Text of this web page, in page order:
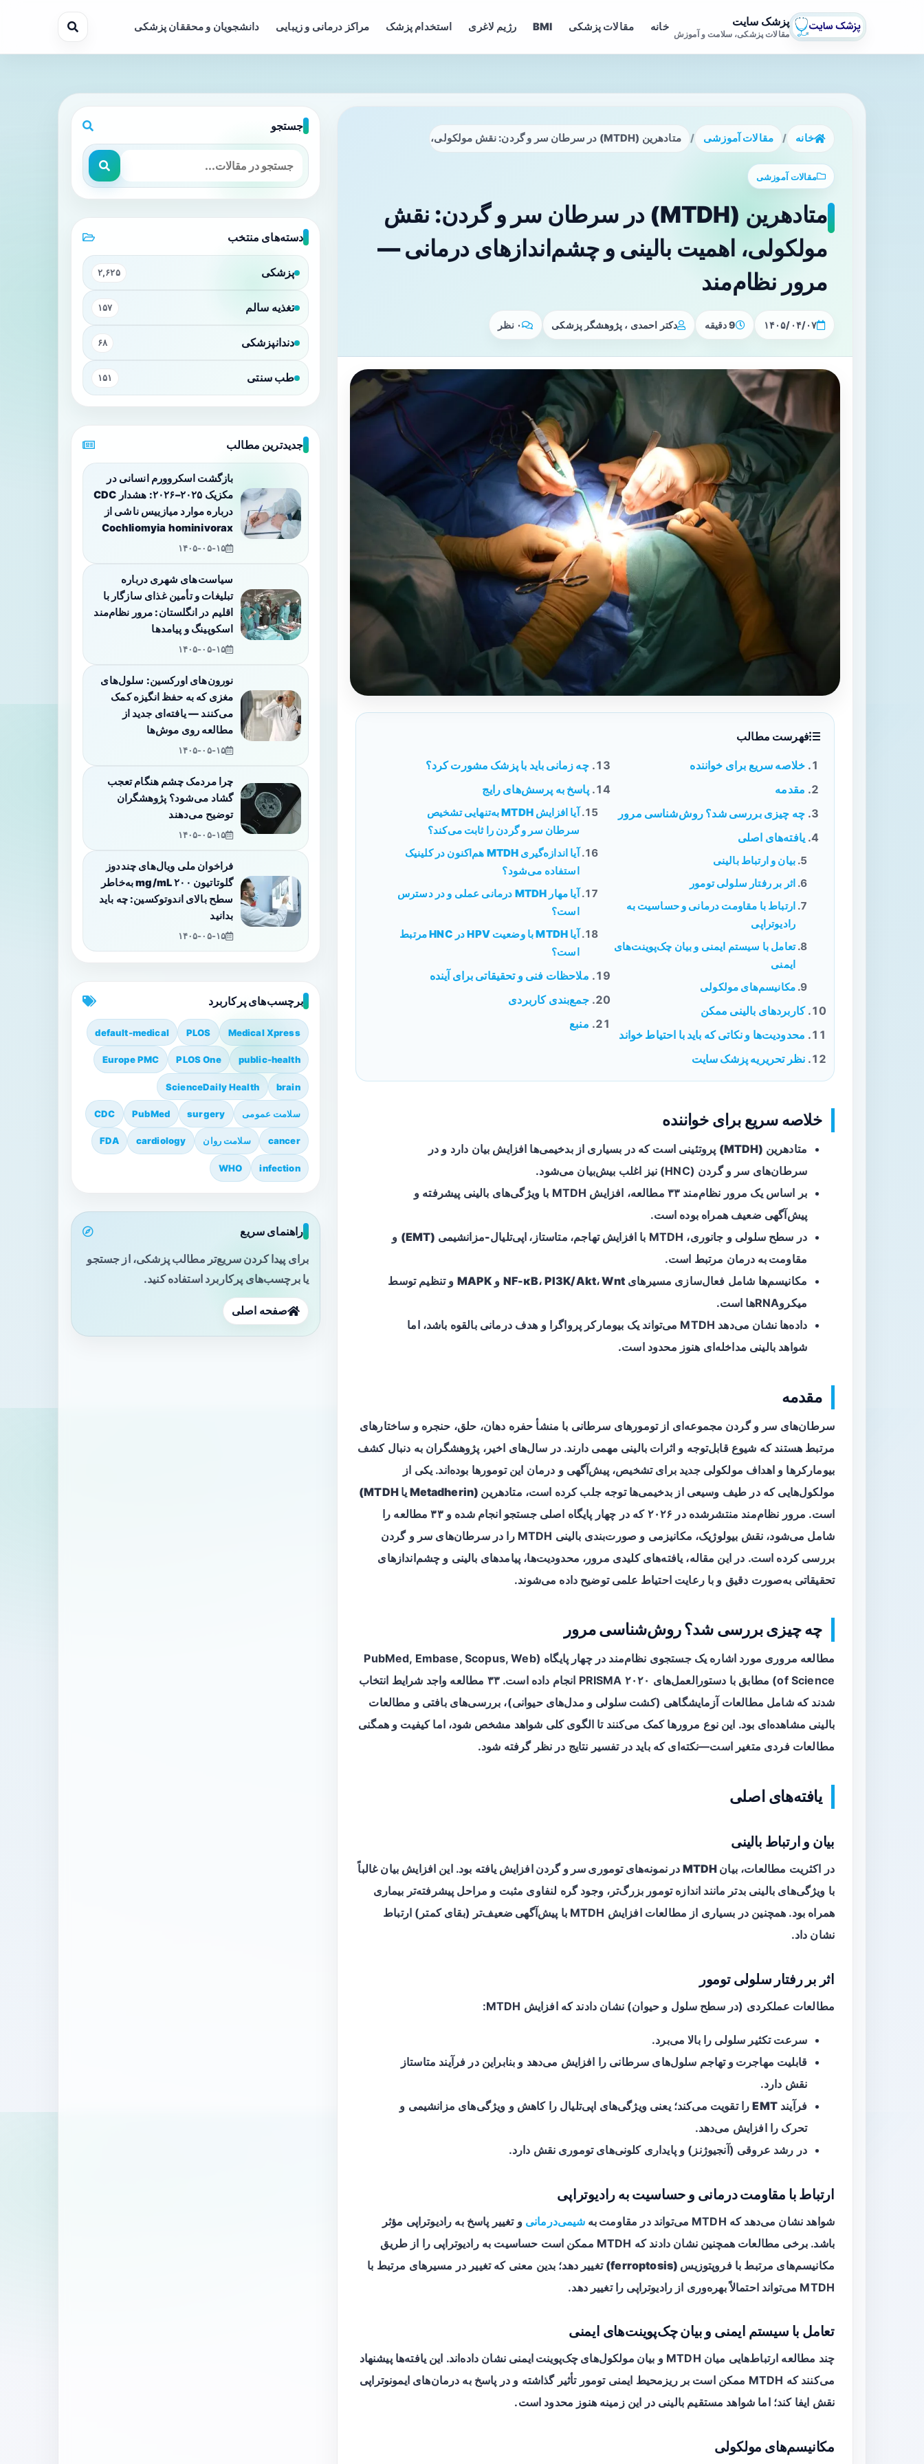
پزشک سایت
مقالات پزشکی، سلامت و آموزش
خانه مقالات پزشکی BMI رژیم لاغری استخدام پزشک مراکز درمانی و زیبایی دانشجویان و محققان پزشکی
خانه / مقالات آموزشی / متادهرین (MTDH) در سرطان سر و گردن: نقش مولکولی، اهمیت بالینی و چشم‌اندازهای درمانی — مرور نظام‌مند
مقالات آموزشی
متادهرین (MTDH) در سرطان سر و گردن: نقش
مولکولی، اهمیت بالینی و چشم‌اندازهای درمانی —
مرور نظام‌مند
۱۴۰۵/۰۴/۰۷ 9 دقیقه دکتر احمدی ، پژوهشگر پزشکی ۰ نظر
فهرست مطالب
خلاصه سریع برای خواننده
مقدمه
چه چیزی بررسی شد؟ روش‌شناسی مرور
یافته‌های اصلی
بیان و ارتباط بالینی
اثر بر رفتار سلولی تومور
ارتباط با مقاومت درمانی و حساسیت به
رادیوتراپی
تعامل با سیستم ایمنی و بیان چک‌پوینت‌های
ایمنی
مکانیسم‌های مولکولی
کاربردهای بالینی ممکن
محدودیت‌ها و نکاتی که باید با احتیاط خواند
نظر تحریریه پزشک سایت
چه زمانی باید با پزشک مشورت کرد؟
پاسخ به پرسش‌های رایج
آیا افزایش MTDH به‌تنهایی تشخیص
سرطان سر و گردن را ثابت می‌کند؟
آیا اندازه‌گیری MTDH هم‌اکنون در کلینیک
استفاده می‌شود؟
آیا مهار MTDH درمانی عملی و در دسترس
است؟
آیا MTDH با وضعیت HPV در HNC مرتبط
است؟
ملاحظات فنی و تحقیقاتی برای آینده
جمع‌بندی کاربردی
منبع
خلاصه سریع برای خواننده
متادهرین (MTDH)
پروتئینی است که در بسیاری از بدخیمی‌ها افزایش بیان دارد و در
سرطان‌های سر و گردن (HNC) نیز اغلب بیش‌بیان می‌شود.
بر اساس یک مرور نظام‌مند ۳۳ مطالعه، افزایش MTDH با ویژگی‌های بالینی پیشرفته و
پیش‌آگهی ضعیف همراه بوده است.
در سطح سلولی و جانوری، MTDH با افزایش
تهاجم، متاستاز، اپی‌تلیال-مزانشیمی (EMT)
و
مقاومت به درمان مرتبط است.
مکانیسم‌ها شامل فعال‌سازی مسیرهایNF-κB، PI3K/Akt، Wnt و MAPK و تنظیم توسط
میکروRNA‌ها است.
داده‌ها نشان می‌دهد MTDH می‌تواند یک بیومارکر پرواگرا و هدف درمانی بالقوه باشد، اما
شواهد بالینی مداخله‌ای هنوز محدود است.
مقدمه
سرطان‌های سر و گردن مجموعه‌ای از تومورهای سرطانی با منشأ حفره دهان، حلق، حنجره و ساختارهای
مرتبط هستند که شیوع قابل‌توجه و اثرات بالینی مهمی دارند. در سال‌های اخیر، پژوهشگران به دنبال کشف
بیومارکرها و اهداف مولکولی جدید برای تشخیص، پیش‌آگهی و درمان این تومورها بوده‌اند. یکی از
مولکول‌هایی که در طیف وسیعی از بدخیمی‌ها توجه جلب کرده است، متادهرین (Metadherin یا MTDH)
است. مرور نظام‌مند منتشرشده در ۲۰۲۶ که در چهار پایگاه اصلی جستجو انجام شده و ۳۳ مطالعه را
شامل می‌شود، نقش بیولوژیک، مکانیزمی و صورت‌بندی بالینی MTDH را در سرطان‌های سر و گردن
بررسی کرده است. در این مقاله، یافته‌های کلیدی مرور، محدودیت‌ها، پیامدهای بالینی و چشم‌اندازهای
تحقیقاتی به‌صورت دقیق و با رعایت احتیاط علمی توضیح داده می‌شوند.
چه چیزی بررسی شد؟ روش‌شناسی مرور
مطالعه مروری مورد اشاره یک جستجوی نظام‌مند در چهار پایگاه (PubMed, Embase, Scopus, Web
of Science) مطابق با دستورالعمل‌های PRISMA ۲۰۲۰ انجام داده است. ۳۳ مطالعه واجد شرایط انتخاب
شدند که شامل مطالعات آزمایشگاهی (کشت سلولی و مدل‌های حیوانی)، بررسی‌های بافتی و مطالعات
بالینی مشاهده‌ای بود. این نوع مرورها کمک می‌کنند تا الگوی کلی شواهد مشخص شود، اما کیفیت و همگنی
مطالعات فردی متغیر است—نکته‌ای که باید در تفسیر نتایج در نظر گرفته شود.
یافته‌های اصلی
بیان و ارتباط بالینی
در اکثریت مطالعات،بیان MTDH در نمونه‌های توموری سر و گردن افزایش یافته
بود. این افزایش بیان غالباً
با ویژگی‌های بالینی بدتر مانند اندازه تومور بزرگ‌تر، وجود گره لنفاوی مثبت و مراحل پیشرفته‌تر بیماری
همراه بود. همچنین در بسیاری از مطالعات افزایش MTDH با
پیش‌آگهی ضعیف‌تر (بقای کمتر) ارتباط
نشان داد.
اثر بر رفتار سلولی تومور
مطالعات عملکردی (در سطح سلول و حیوان) نشان دادند که افزایش MTDH:
سرعتتکثیر سلولی را بالا می‌برد.
قابلیت مهاجرت و تهاجم سلول‌های سرطانی را افزایش می‌دهد و بنابراین در فرآیند متاستاز
نقش دارد.
فرآیندEMTرا تقویت می‌کند؛ یعنی ویژگی‌های اپی‌تلیال را کاهش و ویژگی‌های مزانشیمی و
تحرک را افزایش می‌دهد.
در رشد عروقی (آنجیوژنز) و پایداری کلونی‌های توموری نقش دارد.
ارتباط با مقاومت درمانی و حساسیت به رادیوتراپی
شواهد نشان می‌دهد که MTDH می‌تواند در مقاومت به شیمی‌درمانی و تغییر پاسخ به رادیوتراپی مؤثر
باشد. برخی مطالعات همچنین نشان دادند که MTDH ممکن است حساسیت به رادیوتراپی را از طریق
مکانیسم‌های مرتبط بافروپتوزیس (ferroptosis)
تغییر دهد؛ بدین معنی که تغییر در مسیرهای مرتبط با
MTDH می‌تواند احتمالاً بهره‌وری از رادیوتراپی را تغییر دهد.
تعامل با سیستم ایمنی و بیان چک‌پوینت‌های ایمنی
چند مطالعه ارتباط‌هایی میان MTDH و بیان مولکول‌های چک‌پوینت ایمنی نشان داده‌اند. این یافته‌ها پیشنهاد
می‌کنند که MTDH ممکن است بر ریزمحیط ایمنی تومور تأثیر گذاشته و در پاسخ به درمان‌های ایمونوتراپی
نقش ایفا کند؛ اما شواهد مستقیم بالینی در این زمینه هنوز محدود است.
مکانیسم‌های مولکولی
جستجو
دسته‌های منتخب
پزشکی ۲,۶۲۵
تغذیه سالم ۱۵۷
دندانپزشکی ۶۸
طب سنتی ۱۵۱
جدیدترین مطالب
بازگشت اسکروورم انسانی در
مکزیک ۲۰۲۵–۲۰۲۶: هشدار CDC
درباره موارد میازییس ناشی از
Cochliomyia hominivorax
۱۴۰۵-۰۵-۱۵
سیاست‌های شهری درباره
تبلیغات و تأمین غذای سازگار با
اقلیم در انگلستان: مرور نظام‌مند
اسکوپینگ و پیامدها
۱۴۰۵-۰۵-۱۵
نورون‌های اورکسین: سلول‌های
مغزی که به حفظ انگیزه کمک
می‌کنند — یافته‌ای جدید از
مطالعه روی موش‌ها
۱۴۰۵-۰۵-۱۵
چرا مردمک چشم هنگام تعجب
گشاد می‌شود؟ پژوهشگران
توضیح می‌دهند
۱۴۰۵-۰۵-۱۵
فراخوان ملی ویال‌های چنددوز
گلوتاتیون ۲۰۰ mg/mL به‌خاطر
سطح بالای اندوتوکسین: چه باید
بدانید
۱۴۰۵-۰۵-۱۵
برچسب‌های پرکاربرد
Medical Xpress
PLOS
default-medical
public-health
PLOS One
Europe PMC
brain
ScienceDaily Health
سلامت عمومی surgery
PubMed
CDC
cancer سلامت روان cardiology
FDA
infection
WHO
راهنمای سریع
برای پیدا کردن سریع‌تر مطالب پزشکی، از جستجو
یا برچسب‌های پرکاربرد استفاده کنید.
صفحه اصلی